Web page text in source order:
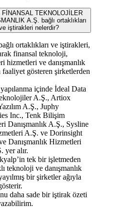
FİNANSAL TEKNOLOJİLER
A.Ş. bağlı ortaklıkları
iştirakleri nelerdir?
ortaklıkları ve iştirakleri,
finansal teknoloji,
hizmetleri ve danışmanlık
faaliyet gösteren şirketlerden
içinde İdeal Data
A.Ş., Artiox
A.Ş., Juphy
Inc., Tenk Bilişim
Danışmanlık A.Ş., Sysline
A.Ş. ve Dorinsight
Danışmanlık Hizmetleri
yer alır.
tek bir işletmeden
teknoloji ve danışmanlık
bir şirketler ağıyla
daha sade bir iştirak özeti